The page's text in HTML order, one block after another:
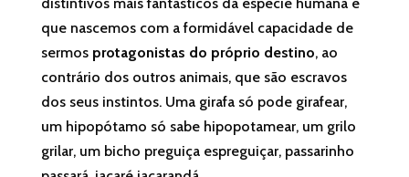
que nascemos com a formidável capacidade de
sermos protagonistas do próprio destino, ao
contrário dos outros animais, que são escravos
dos seus instintos. Uma girafa só pode girafear,
um hipopótamo só sabe hipopotamear, um grilo
grilar, um bicho preguiça espreguiçar, passarinho